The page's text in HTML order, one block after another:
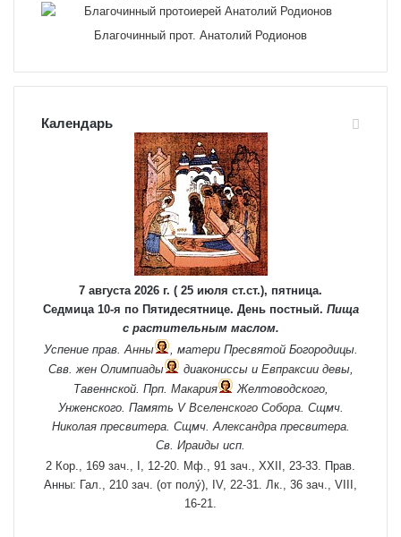
Благочинный прот. Анатолий Родионов
Календарь
7 августа 2026 г. ( 25 июля ст.ст.), пятница.
Седмица 10-я по Пятидесятнице. День постный. Пища
с растительным маслом.
Успение прав.Анны
, матери Пресвятой Богородицы.
Свв. жен Олимпиады диакониссы и Евпраксиидевы,
Тавеннской. Прп. Макария
Желтоводского,
Унженского. Память V Вселенского Собора. Сщмч.
Николаяпресвитера. Сщмч.Александрапресвитера.
Св. Ираиды исп.
2 Кор., 169 зач., I, 12-20. Мф., 91 зач., XXII, 23-33. Прав.
Анны: Гал., 210 зач. (от полу́), IV, 22-31. Лк., 36 зач., VIII,
16-21.